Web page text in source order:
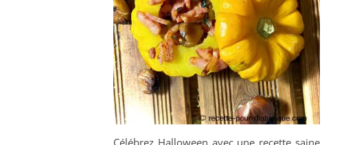
Célébrez Halloween avec une recette saine